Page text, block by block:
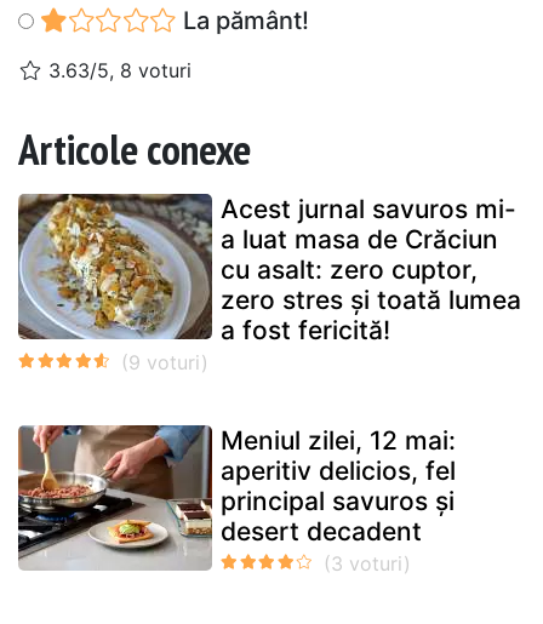
La pământ!
3.63/5, 8 voturi
Articole conexe
Acest jurnal savuros mi-
a luat masa de Crăciun
cu asalt: zero cuptor,
zero stres și toată lumea
a fost fericită!
Meniul zilei, 12 mai:
aperitiv delicios, fel
principal savuros și
desert decadent